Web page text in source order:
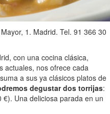
1. Madrid. Tel. 91 366 30
con una cocina clásica,
actuales, nos ofrece cada
a sus ya clásicos platos de
degustar dos torrijas:
Una deliciosa parada en un